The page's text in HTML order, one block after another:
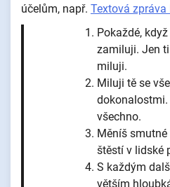
účelům, např. ⁠ Textová
Pokaždé,
zamiluji. Jen
miluji.
Miluji tě se
všechno.
Měníš
štěstí v lidské
S každým
větším